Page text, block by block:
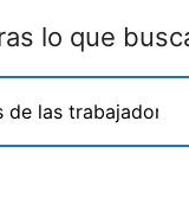
lo que